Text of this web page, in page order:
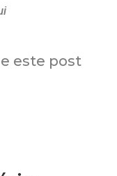
este post